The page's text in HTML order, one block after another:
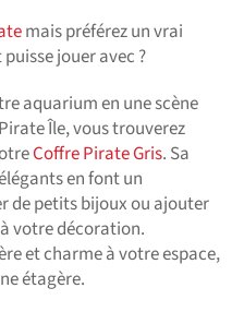
mais préférez un vrai
jouer avec ?
aquarium en une scène
Île, vous trouverez
Coffre Pirate Gris. Sa
en font un
de petits bijoux ou ajouter
votre décoration.
et charme à votre espace,
étagère.